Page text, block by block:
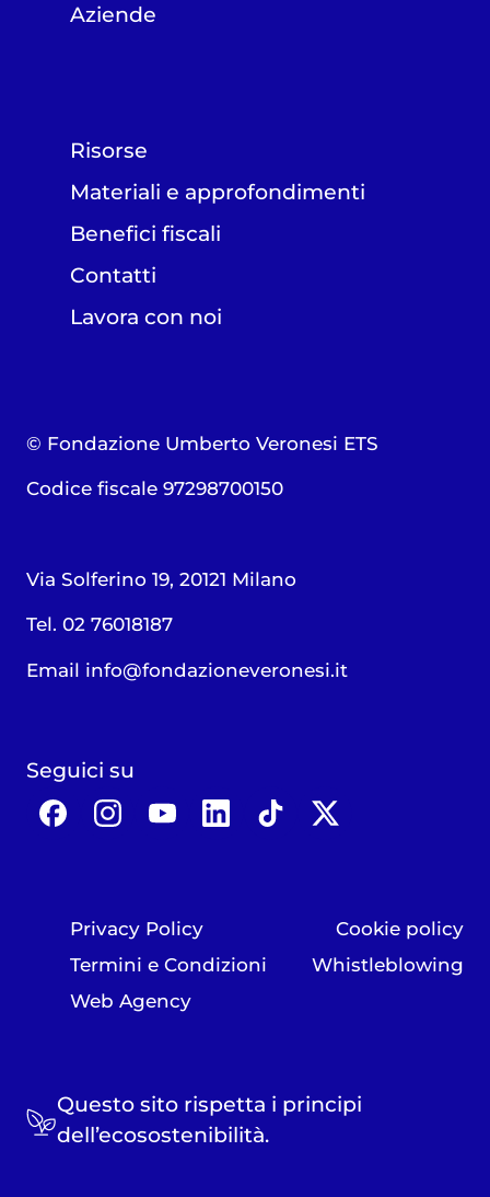
Aziende
Risorse
Materiali e approfondimenti
Benefici fiscali
Contatti
Lavora con noi
© Fondazione Umberto Veronesi ETS
Codice fiscale 97298700150
Via Solferino 19, 20121 Milano
Tel. 02 76018187
Email info@fondazioneveronesi.it
Seguici su
Privacy Policy
Cookie policy
Termini e Condizioni
Whistleblowing
Web Agency
Questo sito rispetta i principi
dell’ecosostenibilità.